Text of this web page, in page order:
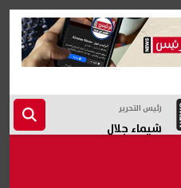
رئيس التحرير
شيماء جلال